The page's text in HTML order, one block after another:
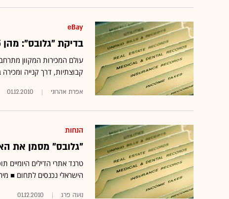
eBay
בדיקת "גלובס": מהן 5 המגמות הכי חמות של קניות ברשת?
עולם המכירות המקוון
קבוצתיות, דרך קנייה
אפרת אהרוני 01.12.2010
הנחות
"גלובס" מסמן את
טרנד אתרי הדילים היומיים
הישראלי נכנסים לתחום ■
נועה פרג 01.12.2010